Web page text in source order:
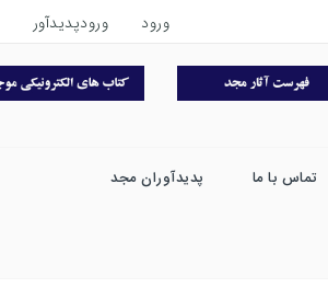
ورود ورودپدیدآور
تماس با ما پدیدآوران مجد